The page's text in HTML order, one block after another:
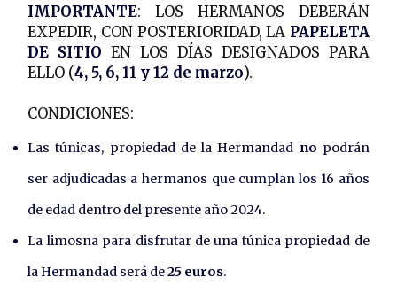
IMPORTANTE: LOS HERMANOS DEBERÁN
EXPEDIR, CON POSTERIORIDAD, LA PAPELETA
DE SITIO EN LOS DÍAS DESIGNADOS PARA
ELLO (4, 5, 6, 11 y 12 de marzo).
CONDICIONES:
Las túnicas, propiedad de la Hermandad no podrán
ser adjudicadas a hermanos que cumplan los 16 años
de edad dentro del presente año 2024.
La limosna para disfrutar de una túnica propiedad de
la Hermandad será de25 euros.